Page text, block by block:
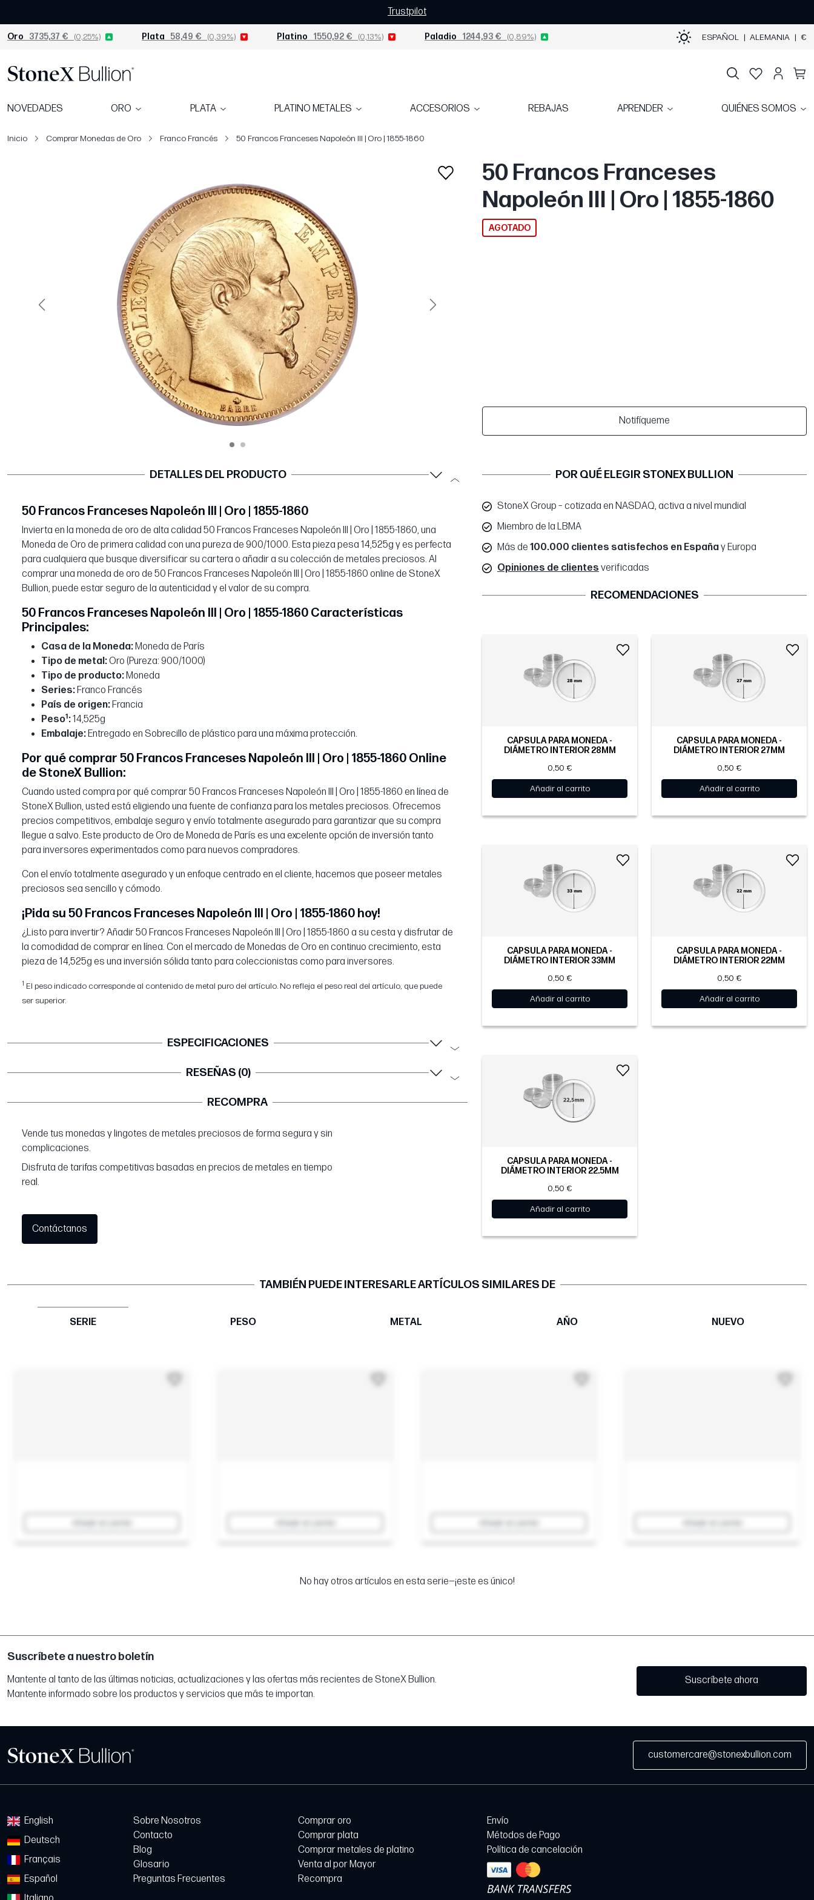
Trustpilot
Oro 3735,37 € (0,25%) Plata 58,49 € (0,39%) Platino 1550,92 € (0,13%) Paladio 1244,93 € (0,89%) ESPAÑOL | ALEMANIA | €
NOVEDADES ORO PLATA PLATINO METALES ACCESORIOS REBAJAS APRENDER QUIÉNES SOMOS
Inicio Comprar Monedas de Oro Franco Francés 50 Francos Franceses Napoleón III | Oro | 1855-1860
Página anterior Siguiente
50 Francos Franceses
Napoleón III | Oro | 1855-1860
AGOTADO
Notifíqueme
DETALLES DEL PRODUCTO
50 Francos Franceses Napoleón III | Oro | 1855-1860
Invierta en la moneda de oro de alta calidad 50 Francos Franceses Napoleón III | Oro | 1855-1860, una
Moneda de Oro de primera calidad con una pureza de 900/1000. Esta pieza pesa 14,525g y es perfecta
para cualquiera que busque diversificar su cartera o añadir a su colección de metales preciosos. Al
comprar una moneda de oro de 50 Francos Franceses Napoleón III | Oro | 1855-1860 online de StoneX
Bullion, puede estar seguro de la autenticidad y el valor de su compra.
50 Francos Franceses Napoleón III | Oro | 1855-1860 Características
Principales:
Casa de la Moneda:Moneda de París
Tipo de metal:Oro (Pureza: 900/1000)
Tipo de producto:Moneda
Series:Franco Francés
País de origen:Francia
Peso1:14,525g
Embalaje:Entregado en Sobrecillo de plástico para una máxima protección.
Por qué comprar 50 Francos Franceses Napoleón III | Oro | 1855-1860 Online
de StoneX Bullion:
Cuando usted compra por qué comprar 50 Francos Franceses Napoleón III | Oro | 1855-1860 en línea de
StoneX Bullion, usted está eligiendo una fuente de confianza para los metales preciosos. Ofrecemos
precios competitivos, embalaje seguro y envío totalmente asegurado para garantizar que su compra
llegue a salvo. Este producto de Oro de Moneda de París es una excelente opción de inversión tanto
para inversores experimentados como para nuevos compradores.
Con el envío totalmente asegurado y un enfoque centrado en el cliente, hacemos que poseer metales
preciosos sea sencillo y cómodo.
¡Pida su 50 Francos Franceses Napoleón III | Oro | 1855-1860 hoy!
¿Listo para invertir? Añadir 50 Francos Franceses Napoleón III | Oro | 1855-1860 a su cesta y disfrutar de
la comodidad de comprar en línea. Con el mercado de Monedas de Oro en continuo crecimiento, esta
pieza de 14,525g es una inversión sólida tanto para coleccionistas como para inversores.
1 El peso indicado corresponde al contenido de metal puro del artículo. No refleja el peso real del artículo, que puede
ser superior.
ESPECIFICACIONES
RESEÑAS (0)
RECOMPRA
Vende tus monedas y lingotes de metales preciosos de forma segura y sin
complicaciones.
Disfruta de tarifas competitivas basadas en precios de metales en tiempo
real.
Contáctanos
POR QUÉ ELEGIR STONEX BULLION
StoneX Group – cotizada en NASDAQ, activa a nivel mundial
Miembro de la LBMA
Más de 100.000 clientes satisfechos en Españay Europa
Opiniones de clientes verificadas
RECOMENDACIONES
CÁPSULA PARA MONEDA -
DIÁMETRO INTERIOR 28MM
0,50 €
Añadir al carrito
CÁPSULA PARA MONEDA -
DIÁMETRO INTERIOR 27MM
0,50 €
Añadir al carrito
CÁPSULA PARA MONEDA -
DIÁMETRO INTERIOR 33MM
0,50 €
Añadir al carrito
CÁPSULA PARA MONEDA -
DIÁMETRO INTERIOR 22MM
0,50 €
Añadir al carrito
CÁPSULA PARA MONEDA -
DIÁMETRO INTERIOR 22.5MM
0,50 €
Añadir al carrito
TAMBIÉN PUEDE INTERESARLE ARTÍCULOS SIMILARES DE
SERIE PESO METAL AÑO NUEVO
No hay otros artículos en esta serie—¡este es único!
Suscríbete a nuestro boletín
Mantente al tanto de las últimas noticias, actualizaciones y las ofertas más recientes de StoneX Bullion.
Mantente informado sobre los productos y servicios que más te importan.
Suscríbete ahora
customercare@stonexbullion.com
English
Deutsch
Français
Español
Sobre Nosotros
Contacto
Blog
Glosario
Preguntas Frecuentes
Comprar oro
Comprar plata
Comprar metales de platino
Venta al por Mayor
Recompra
Envío
Métodos de Pago
Política de cancelación